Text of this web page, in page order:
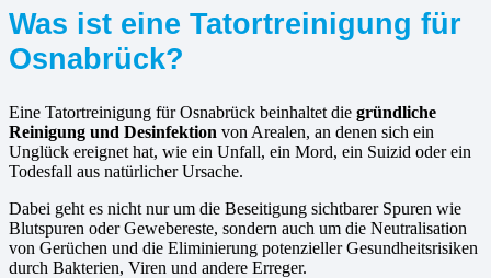
Was ist eine Tatortreinigung für
Osnabrück?
Eine Tatortreinigung für Osnabrück beinhaltet die gründliche
Reinigung und Desinfektion von Arealen, an denen sich ein
Unglück ereignet hat, wie ein Unfall, ein Mord, ein Suizid oder ein
Todesfall aus natürlicher Ursache.
Dabei geht es nicht nur um die Beseitigung sichtbarer Spuren wie
Blutspuren oder Gewebereste, sondern auch um die Neutralisation
von Gerüchen und die Eliminierung potenzieller Gesundheitsrisiken
durch Bakterien, Viren und andere Erreger.